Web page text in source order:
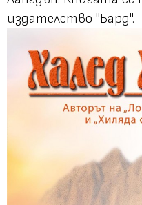
издателство "Бард".